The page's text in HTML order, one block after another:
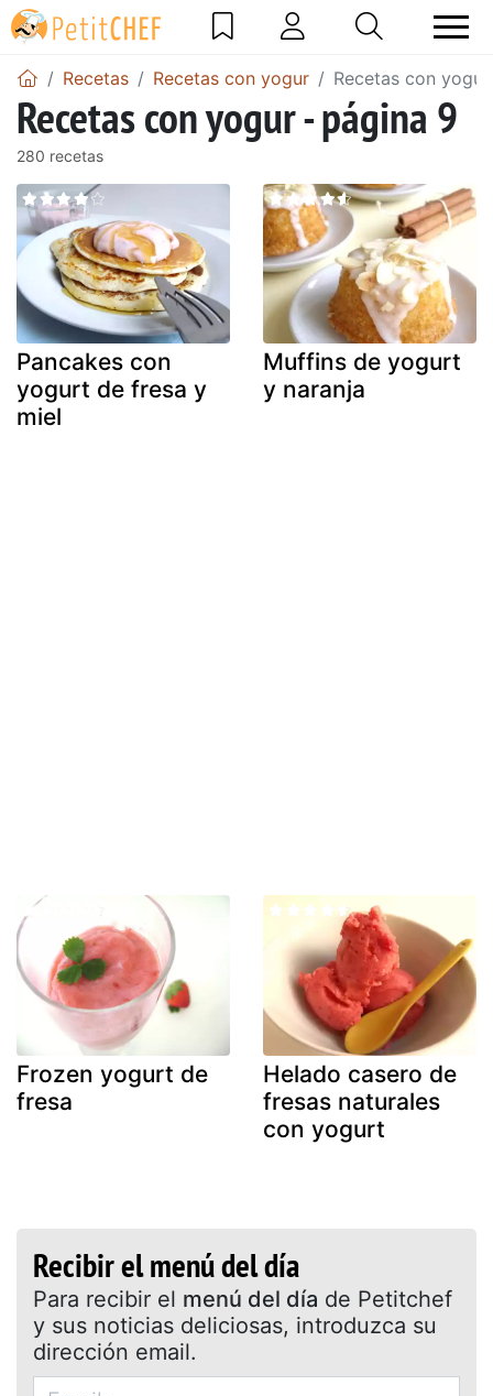
Recetas Recetas con yogur Recetas con
Recetas con yogur - página 9
280 recetas
Pancakes con
yogurt de fresa y
miel
Muffins de yogurt
y naranja
Frozen yogurt de
fresa
Helado casero de
fresas naturales
con yogurt
Recibir el menú del día
Para recibir el menú del día de Petitchef
y sus noticias deliciosas, introduzca su
dirección email.